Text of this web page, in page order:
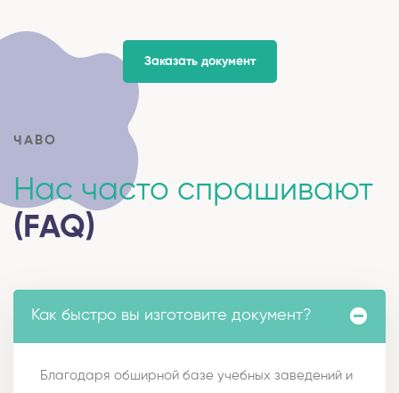
Заказать документ
ЧАВО
Нас часто спрашивают
(FAQ)
Как быстро вы изготовите документ?
Благодаря обширной базе учебных заведений и